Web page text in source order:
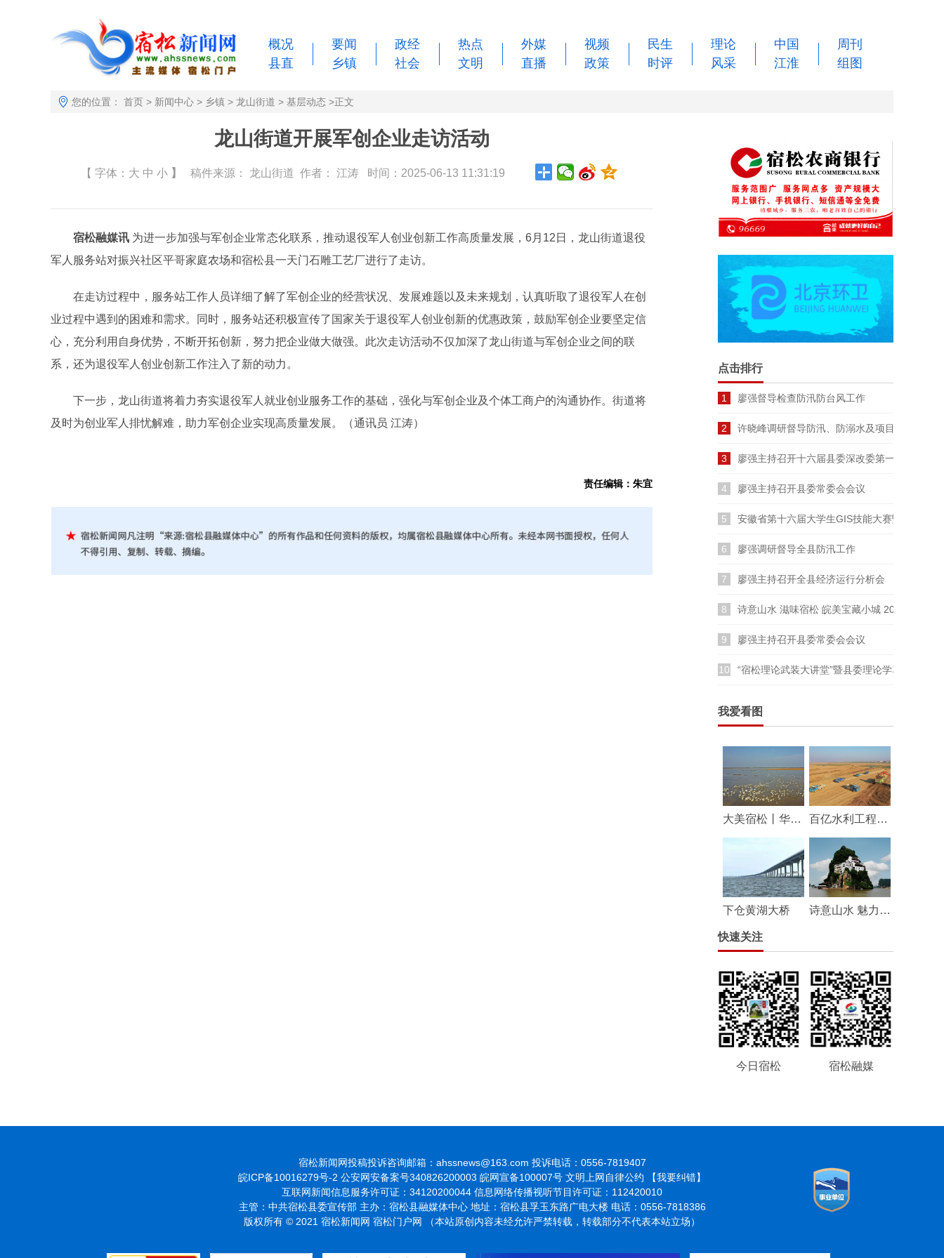
概况
县直
要闻
乡镇
政经
社会
热点
文明
外媒
直播
视频
政策
民生
时评
理论
风采
中国
江淮
周刊
组图
您的位置： 首页 > 新闻中心 > 乡镇 > 龙山街道 > 基层动态 >正文
龙山街道开展军创企业走访活动
【 字体： 大 中 小】 稿件来源： 龙山街道 作者： 江涛 时间：2025-06-13 11:31:19
宿松融媒讯 为进一步加强与军创企业常态化联系，推动退役军人创业创新工作高质量发展，6月12日，龙山街道退役
军人服务站对振兴社区平哥家庭农场和宿松县一天门石雕工艺厂进行了走访。
在走访过程中，服务站工作人员详细了解了军创企业的经营状况、发展难题以及未来规划，认真听取了退役军人在创
业过程中遇到的困难和需求。同时，服务站还积极宣传了国家关于退役军人创业创新的优惠政策，鼓励军创企业要坚定信
心，充分利用自身优势，不断开拓创新，努力把企业做大做强。此次走访活动不仅加深了龙山街道与军创企业之间的联
系，还为退役军人创业创新工作注入了新的动力。
下一步，龙山街道将着力夯实退役军人就业创业服务工作的基础，强化与军创企业及个体工商户的沟通协作。街道将
及时为创业军人排忧解难，助力军创企业实现高质量发展。（通讯员 江涛）
责任编辑：朱宜
点击排行
1 廖强督导检查防汛防台风工作
2 许晓峰调研督导防汛、防溺水及项目建设工作
3 廖强主持召开十六届县委深改委第一次会议
4 廖强主持召开县委常委会会议
5 安徽省第十六届大学生GIS技能大赛暨长三角
6 廖强调研督导全县防汛工作
7 廖强主持召开全县经济运行分析会
8 诗意山水 滋味宿松 皖美宝藏小城 2026云裳宿
9 廖强主持召开县委常委会会议
10 “宿松理论武装大讲堂”暨县委理论学习中心组
我爱看图
大美宿松丨华阳河湖群湿地成鸟类乐园 百亿水利工程——华阳河蓄滞洪区工程建设持续推进
下仓黄湖大桥 诗意山水 魅力宿松
快速关注
今日宿松 宿松融媒
宿松新闻网投稿投诉咨询邮箱：ahssnews@163.com 投诉电话：0556-7819407
皖ICP备10016279号-2 公安网安备案号340826200003 皖网宣备100007号 文明上网自律公约
【我要纠错】
互联网新闻信息服务许可证：34120200044 信息网络传播视听节目许可证：112420010
主管：中共宿松县委宣传部 主办：宿松县融媒体中心 地址：宿松县孚玉东路广电大楼 电话：0556-7818386
版权所有 © 2021 宿松新闻网 宿松门户网 （本站原创内容未经允许严禁转载，转载部分不代表本站立场）